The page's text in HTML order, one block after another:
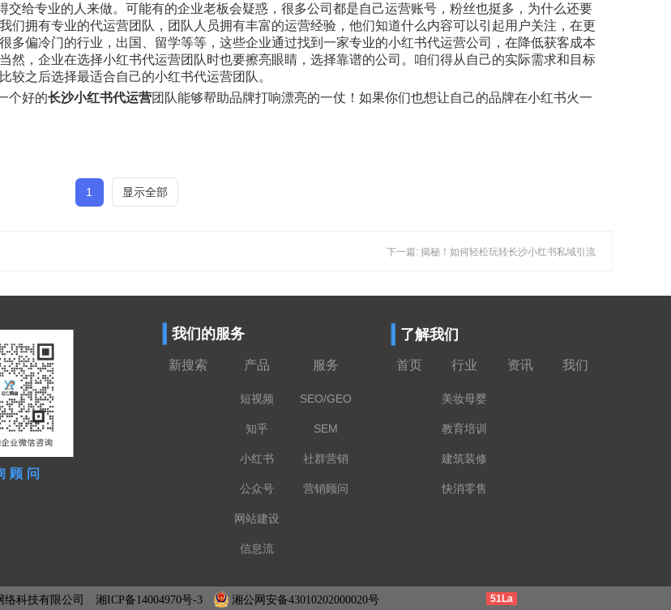
交给专业的人来做。可能有的企业老板会疑惑，很多公司都是自己运营账号，粉丝也挺多，为什么还要
我们拥有专业的代运营团队，团队人员拥有丰富的运营经验，他们知道什么内容可以引起用户关注，在更
多偏冷门的行业，出国、留学等等，这些企业通过找到一家专业的小红书代运营公司，在降低获客成本
然，企业在选择小红书代运营团队时也要擦亮眼睛，选择靠谱的公司。咱们得从自己的实际需求和目标
之后选择最适合自己的小红书代运营团队。
个好的长沙小红书代运营团队能够帮助品牌打响漂亮的一仗！如果你们也想让自己的品牌在小红书火一
1 显示全部
下一篇: 揭秘！如何轻松玩转长沙小红书私域引流
新搜索 产品
短视频
知乎
小红书
公众号
网站建设
信息流
服务
SEO/GEO
SEM
社群营销
营销顾问
我们的服务 了解我们
首页 行业
美妆母婴
教育培训
建筑装修
快消零售
资讯 我们
顾问
科技有限公司 湘ICP备14004970号-3 湘公网安备43010202000020号 51La